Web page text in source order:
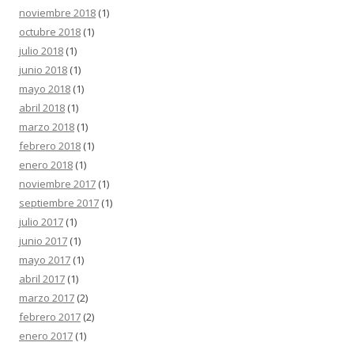
noviembre 2018 (1)
octubre 2018 (1)
julio 2018 (1)
junio 2018 (1)
mayo 2018 (1)
abril 2018 (1)
marzo 2018 (1)
febrero 2018 (1)
enero 2018 (1)
noviembre 2017 (1)
septiembre 2017 (1)
julio 2017 (1)
junio 2017 (1)
mayo 2017 (1)
abril 2017 (1)
marzo 2017 (2)
febrero 2017 (2)
enero 2017 (1)